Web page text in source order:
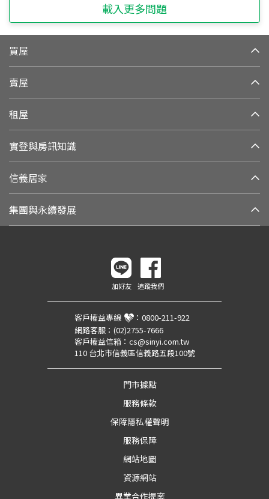
載入更多問題
買屋
賣屋
租屋
實登與房訊知識
信義居家
集團與永續發展
加好友 追蹤我們
客戶權益專線 ： 0800-211-922
網路客服： (02)2755-7666
客戶權益信箱： cs@sinyi.com.tw
110 台北市信義區信義路五段100號
門市據點
服務條款
保障隱私權聲明
服務保障
網站地圖
資源網站
異業合作提案